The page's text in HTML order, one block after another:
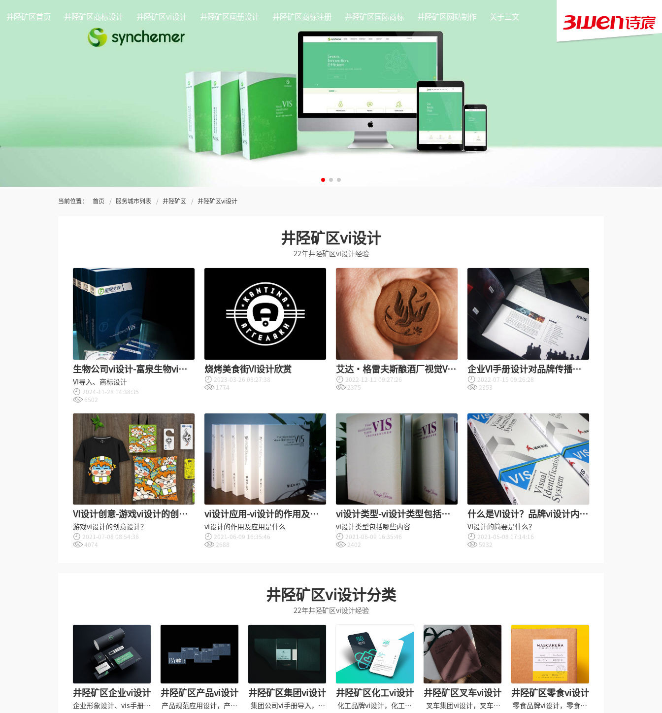
井陉矿区首页 井陉矿区商标设计 井陉矿区vi设计 井陉矿区画册设计 井陉矿区商标注册 井陉矿区国际商标 井陉矿区网站制作 关于三文
当前位置： 首页 服务城市列表 井陉矿区 井陉矿区vi设计
井陉矿区vi设计
22年井陉矿区vi设计经验
生物公司vi设计-富泉生物vi设
计公司
VI导入、商标设计
2024-11-28 14:38:35
6502
烧烤美食街VI设计欣赏
2023-03-26 08:27:38
1774
艾达·格雷夫斯酿酒厂视觉VI
形象设计
2022-12-11 09:27:26
2375
企业VI手册设计对品牌传播的
重要性？
2022-07-15 09:26:28
2353
VI设计创意-游戏vi设计的创意
设计？
游戏vi设计的创意设计？
2021-07-08 08:54:36
4074
vi设计应用-vi设计的作用及应
用是什么？
vi设计的作用及应用是什么
2021-06-09 16:35:46
2688
vi设计类型-vi设计类型包括哪
些内容？
vi设计类型包括哪些内容
2021-06-09 16:35:46
2402
什么是VI设计？品牌vi设计内容
都有哪些?
VI设计的简要是什么？
2021-05-08 17:14:16
5932
井陉矿区vi设计分类
22年井陉矿区vi设计经验
井陉矿区企业vi设计
企业形象设计、vis手册设
井陉矿区产品vi设计
产品规范应用设计，产品
井陉矿区集团vi设计
集团公司vi手册导入，vi
井陉矿区化工vi设计
化工品牌vi设计，化工产
井陉矿区叉车vi设计
叉车集团vi设计，叉车vi
井陉矿区零食vi设计
零食品牌vi设计，零食专